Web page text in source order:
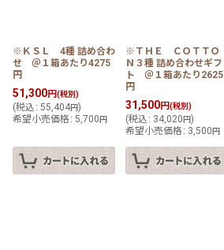
※ＫＳＬ 4種 詰め合わ
せ ＠１箱あたり4275
円
51,300円(税別)
(税込 : 55,404円)
希望小売価格 : 5,700 円
※ＴＨＥ ＣＯＴＴＯ
Ｎ３種 詰め合わせギフ
ト ＠１箱あたり2625
円
31,500円(税別)
(税込 : 34,020 円)
希望小売価格 : 3,500 円